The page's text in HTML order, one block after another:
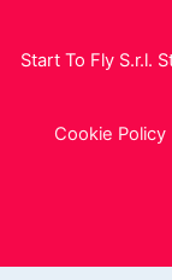
Start To Fly S.r.l.
Cookie Policy